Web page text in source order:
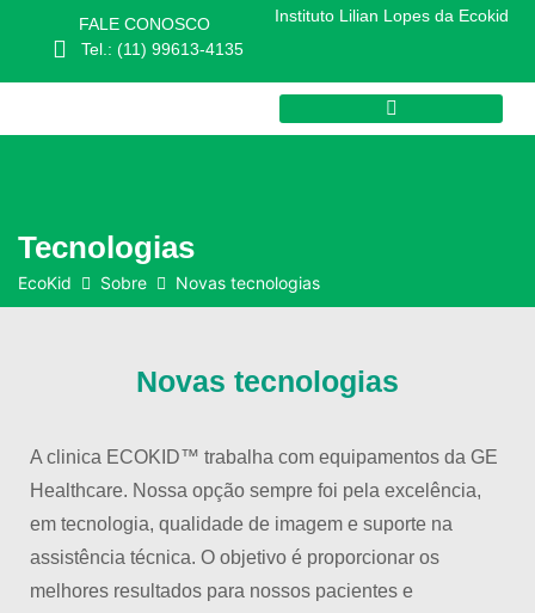
FALE CONOSCO
Tel.: (11) 99613-4135
Instituto Lilian Lopes da Ecokid
Tecnologias
EcoKid Sobre Novas tecnologias
Novas tecnologias
A clinica ECOKID™ trabalha com equipamentos da GE
Healthcare. Nossa opção sempre foi pela excelência,
em tecnologia, qualidade de imagem e suporte na
assistência técnica. O objetivo é proporcionar os
melhores resultados para nossos pacientes e